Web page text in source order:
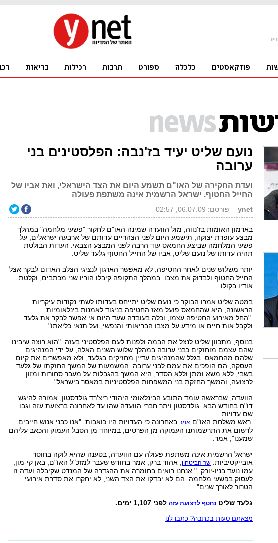
נועם שליט יעיד בז'נבה: הפלסטינים בני
ערובה
ועדת החקירה של האו"ם תשמע היום את הצד הישראלי, ואת אביו של
החייל החטוף. ישראל הרשמית אינה משתפת פעולה
ynet פורסם: 06.07.09, 02:57
בארמון האומות בז'נווה, מול הוועדה שמינה האו"ם לחקור "פשעי מלחמה" במהלך
מבצע עופרת יצוקה, תישמע היום לפני הצהריים עדותם של ארבעה ישראלים, על
פשעי המלחמה שביצע החמאס עוד הרבה לפני המבצע הצבאי. העדות הבולטת
תהיה עדותו של נועם שליט, אביו של החייל החטוף גלעד שליט.
יותר משלוש שנים לאחר החטיפה, לא מאפשר הארגון לנציגי הצלב האדום לבקר אצל
החייל החטוף ולבדוק את מצבו. במהלך התקופה קיבלו הוריו שני מכתבים, וקלטת
אודיו בקולו.
במטה שליט אמרו הבוקר כי נועם שליט יתייחס בעדותו לשתי נקודות עיקריות.
הראשונה, היא שהחמאס פועל מאז החטיפה בניגוד לאמנות בינלאומיות:
"החל מאירוע החטיפה עצמו, וכלה בעובדה שעד היום אי אפשר לבקר את גלעד
ולקבל אות חיים או מידע על מצבו הבריאותי והנפשי, ועל תנאי כליאתו".
בנוסף, מתכוון שליט לנצל את הבמה ולפנות לעם הפלסטיני בעזה: "הוא רוצה שיבינו
שהם עצמם מוחזקים כבני ערובה במהלך שלוש השנים האלה, על ידי המנהיגים
שלהם מהחמאס. בגלל שהמנהיגים עדיין מחזיקים בגלעד, ולא מאפשרים את קיום
העסקה, הם הופכים את עמם לבני ערובה. המשמעות של המשך החזקתו של גלעד
בשבי, ללא משא ומתן וללא הסדר, היא המשך בהגבלות על מעבר סחורות ומזון
לרצועה, והמשך החזקת בני המשפחות הפלסטיניות במאסר בישראל".
הוועדה, שבראשה עומד התובע הבינלאומי היהודי ריצ'רד גולדסטון, אמורה להיגש
דו"ח בחודש הבא. גולדסטון ויתר חברי הוועדה שהו עד לאחרונה ברצועת עזה וגבו
שם עדויות.
ראש משלחת האו"ם אמרבאחרונה כי העדויות היו כואבות. "אנו כבני אנוש חייבים
לרשום את התרשמותנו העמוקה מן הפרטים, במיוחד מן הסבל העמוק והכאב עליהם
שמענו", אמר.
ישראל הרשמית אינה משתפת פעולה עם הוועדה, בטענה שהיא לוקה בחוסר
אובייקטיביות. שר הביטחון, אהוד ברק, אמר בחודש שעבר למזכ"ל האו"ם, באן קי-מון,
עמו נועד בניו-יורק: " אנחנו רואים בחומרה את ההגדרה של המנדט שקיבלה ועדה זו
לעסוק בפשעי מלחמה. הם לא יבדקו את הצד השני, לא יחקרו את סדרת אירועי
הטרור לאורך שנים".
גלעד שליט נחטף לרצועת עזהלפני 1,107 ימים.
מצאתם טעות בכתבה? כתבו לנו